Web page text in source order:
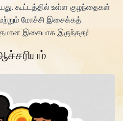
கூட்டத்தில் உள்ள குழந்தைகள்
மோச்சி இசைக்கத்
இசையாக இருந்தது!